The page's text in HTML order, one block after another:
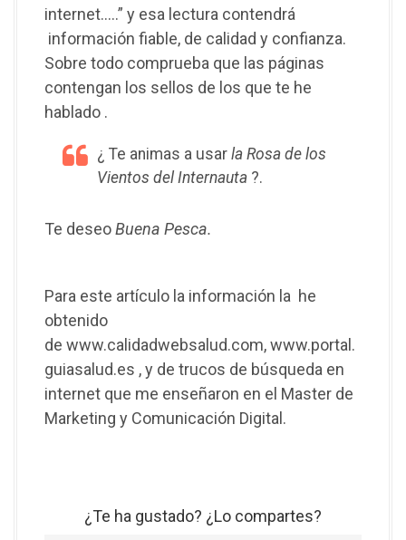
internet…..” y esa lectura contendrá
información fiable, de calidad y confianza.
Sobre todo comprueba que las páginas
contengan los sellos de los que te he
hablado .
¿ Te animas a usar la Rosa de los
Vientos del Internauta ?.
Te deseoBuena Pesca.
Para este artículo la información la he
obtenido
de www.calidadwebsalud.com, www.portal.
guiasalud.es , y de trucos de búsqueda en
internet que me enseñaron en el Master de
Marketing y Comunicación Digital.
¿Te ha gustado? ¿Lo compartes?